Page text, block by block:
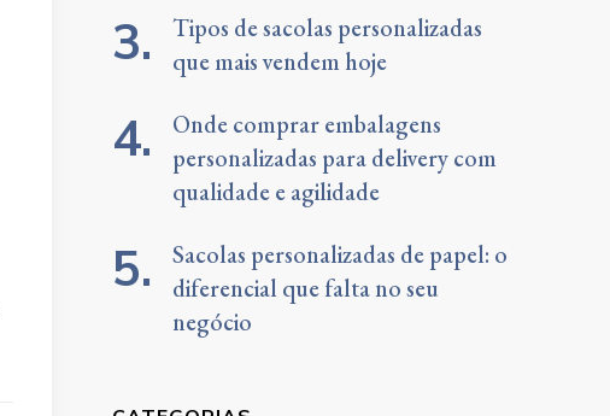
Tipos de sacolas personalizadas
que mais vendem hoje
Onde comprar embalagens
personalizadas para delivery com
qualidade e agilidade
Sacolas personalizadas de papel: o
diferencial que falta no seu
negócio